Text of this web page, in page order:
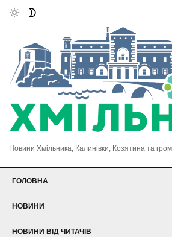
Новини Хмільника, Калинівки, Козятина та
ГОЛОВНА
НОВИНИ
НОВИНИ ВІД ЧИТАЧІВ